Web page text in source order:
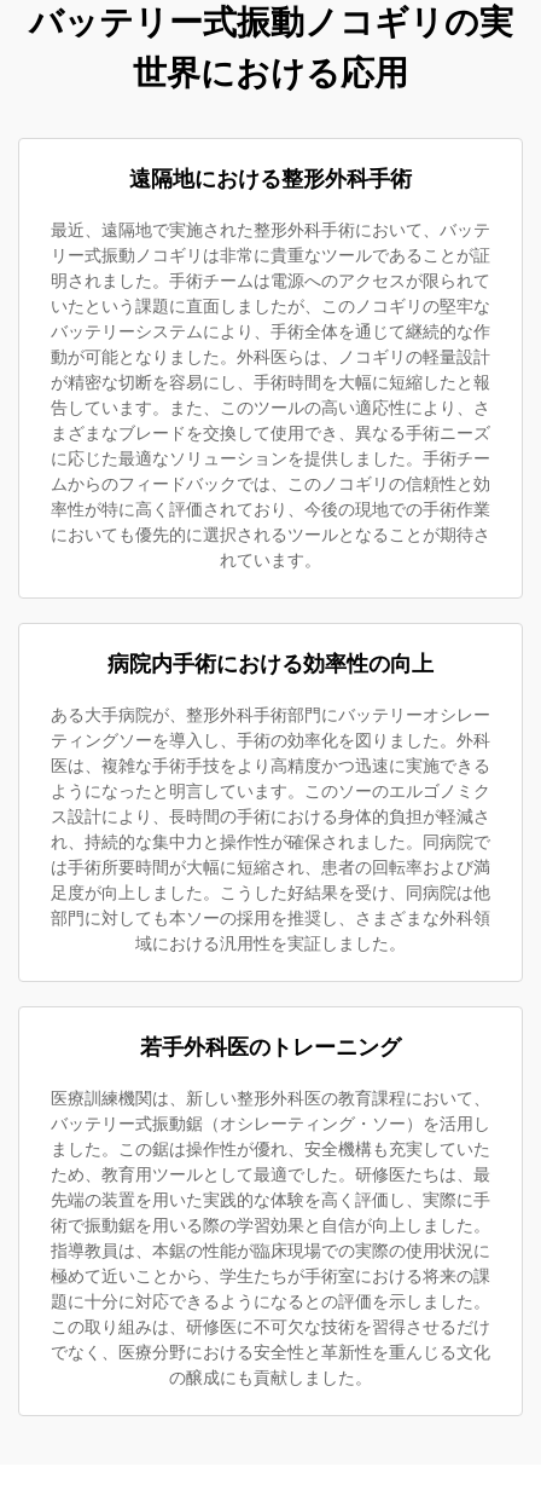
バッテリー式振動ノコギリの実
世界における応用
遠隔地における整形外科手術
最近、遠隔地で実施された整形外科手術において、バッテ
リー式振動ノコギリは非常に貴重なツールであることが証
明されました。手術チームは電源へのアクセスが限られて
いたという課題に直面しましたが、このノコギリの堅牢な
バッテリーシステムにより、手術全体を通じて継続的な作
動が可能となりました。外科医らは、ノコギリの軽量設計
が精密な切断を容易にし、手術時間を大幅に短縮したと報
告しています。また、このツールの高い適応性により、さ
まざまなブレードを交換して使用でき、異なる手術ニーズ
に応じた最適なソリューションを提供しました。手術チー
ムからのフィードバックでは、このノコギリの信頼性と効
率性が特に高く評価されており、今後の現地での手術作業
においても優先的に選択されるツールとなることが期待さ
れています。
病院内手術における効率性の向上
ある大手病院が、整形外科手術部門にバッテリーオシレー
ティングソーを導入し、手術の効率化を図りました。外科
医は、複雑な手術手技をより高精度かつ迅速に実施できる
ようになったと明言しています。このソーのエルゴノミク
ス設計により、長時間の手術における身体的負担が軽減さ
れ、持続的な集中力と操作性が確保されました。同病院で
は手術所要時間が大幅に短縮され、患者の回転率および満
足度が向上しました。こうした好結果を受け、同病院は他
部門に対しても本ソーの採用を推奨し、さまざまな外科領
域における汎用性を実証しました。
若手外科医のトレーニング
医療訓練機関は、新しい整形外科医の教育課程において、
バッテリー式振動鋸（オシレーティング・ソー）を活用し
ました。この鋸は操作性が優れ、安全機構も充実していた
ため、教育用ツールとして最適でした。研修医たちは、最
先端の装置を用いた実践的な体験を高く評価し、実際に手
術で振動鋸を用いる際の学習効果と自信が向上しました。
指導教員は、本鋸の性能が臨床現場での実際の使用状況に
極めて近いことから、学生たちが手術室における将来の課
題に十分に対応できるようになるとの評価を示しました。
この取り組みは、研修医に不可欠な技術を習得させるだけ
でなく、医療分野における安全性と革新性を重んじる文化
の醸成にも貢献しました。